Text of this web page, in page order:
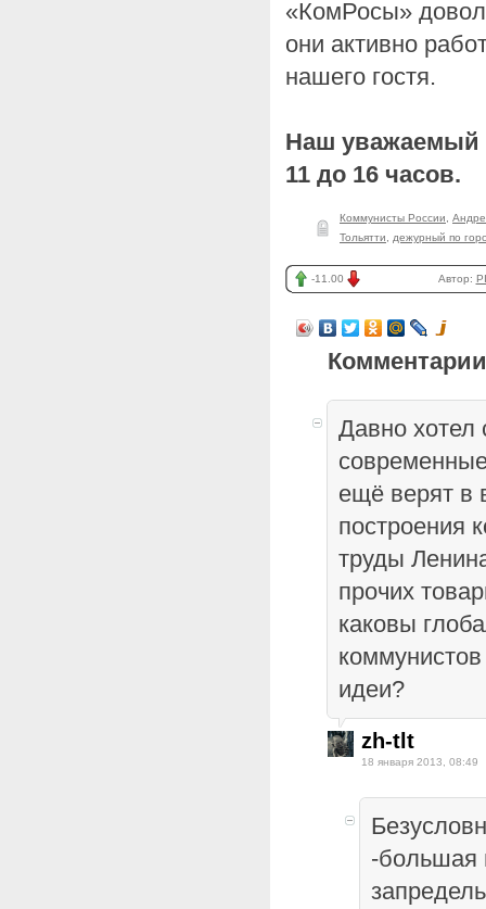
«КомРосы»
они активно
нашего гостя.
Наш уважаемый
11 до 16 часов.
Коммунисты России
Тольятти
дежурный по
-11.00 Автор:
Давно хотел
ещё верят в
построения
труды
прочих
каковы
идеи?
zh-tlt
18 января 2013, 08:49
-большая